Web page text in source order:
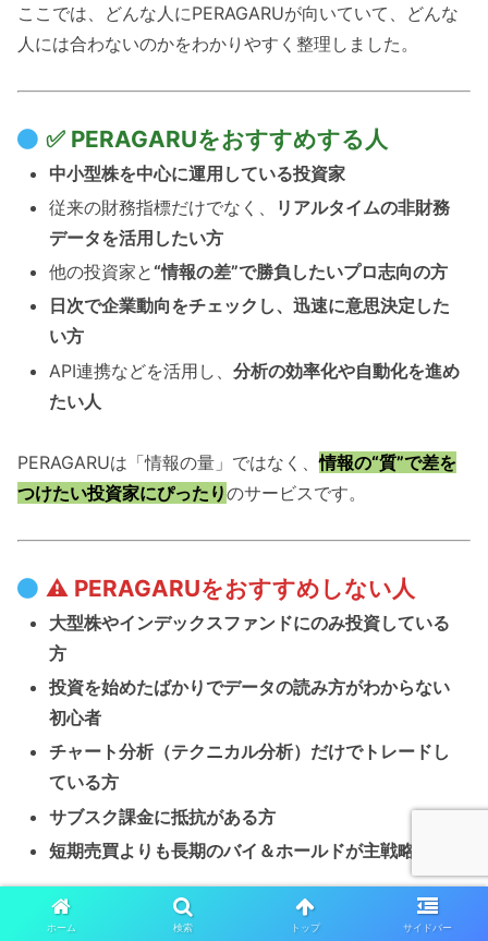
ここでは、どんな人にPERAGARUが向いていて、どんな
人には合わないのかをわかりやすく整理しました。
✅ PERAGARUをおすすめする人
中小型株を中心に運用している投資家
従来の財務指標だけでなく、
リアルタイムの非財務
データを活用したい方
他の投資家と “情報の差”で勝負したいプロ志向の方
日次で企業動向をチェックし、迅速に意思決定した
い方
API連携などを活用し、分析の効率化や自動化を進め
たい人
PERAGARUは「情報の量」ではなく、情報の“質”で差を
つけたい投資家にぴったりのサービスです。
⚠ PERAGARUをおすすめしない人
大型株やインデックスファンドにのみ投資している
方
投資を始めたばかりでデータの読み方がわからない
初心者
チャート分析（テクニカル分析）だけでトレードし
ている方
サブスク課金に抵抗がある方
短期売買よりも長期のバイ＆ホールドが主戦略の方
PERAGARUは高機能であるがゆえに、
活用には“ある程度
ホーム 検索 トップ サイドバー